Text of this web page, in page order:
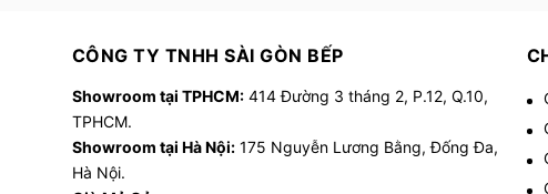
CÔNG TY TNHH SÀI GÒN BẾP
Showroom tại TPHCM:414 Đường 3 tháng 2, P.12, Q.10,
TPHCM.
Showroom tại Hà Nội:175 Nguyễn Lương Bằng, Đống Đa,
Hà Nội.